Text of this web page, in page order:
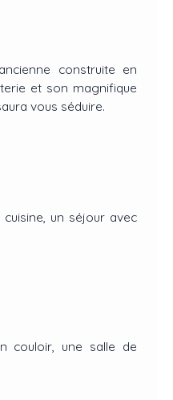
construite en
et son magnifique
vous séduire.
un séjour avec
couloir, une salle de